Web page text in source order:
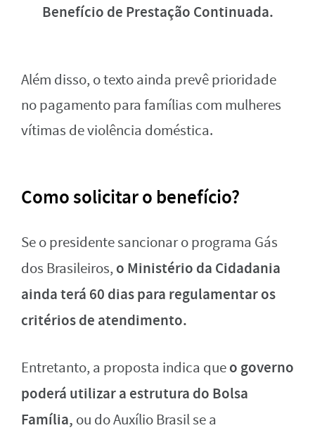
Benefício de Prestação Continuada.
Além disso, o texto ainda prevê prioridade
no pagamento para famílias com mulheres
vítimas de violência doméstica.
Como solicitar o benefício?
Se o presidente sancionar o programa Gás
dos Brasileiros, o Ministério da Cidadania
ainda terá 60 dias para regulamentar os
critérios de atendimento.
Entretanto, a proposta indica queo governo
poderá utilizar a estrutura do Bolsa
Família, ou do Auxílio Brasil se a